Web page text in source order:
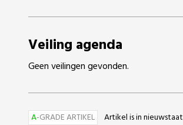
Veiling agenda
Geen veilingen gevonden.
A-GRADE ARTIKEL
Artikel is in nieuwstaat